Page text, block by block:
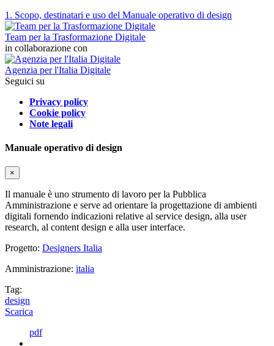
1. Scopo, destinatari e uso del Manuale operativo di design
Team per la Trasformazione Digitale
in collaborazione con
Agenzia per l'Italia Digitale
Seguici su
Privacy policy
Cookie policy
Note legali
Manuale operativo di design
×
Il manuale è uno strumento di lavoro per la Pubblica
Amministrazione e serve ad orientare la progettazione di ambienti
digitali fornendo indicazioni relative al service design, alla user
research, al content design e alla user interface.
Progetto: Designers Italia
Amministrazione: italia
Tag:
design
Scarica
pdf